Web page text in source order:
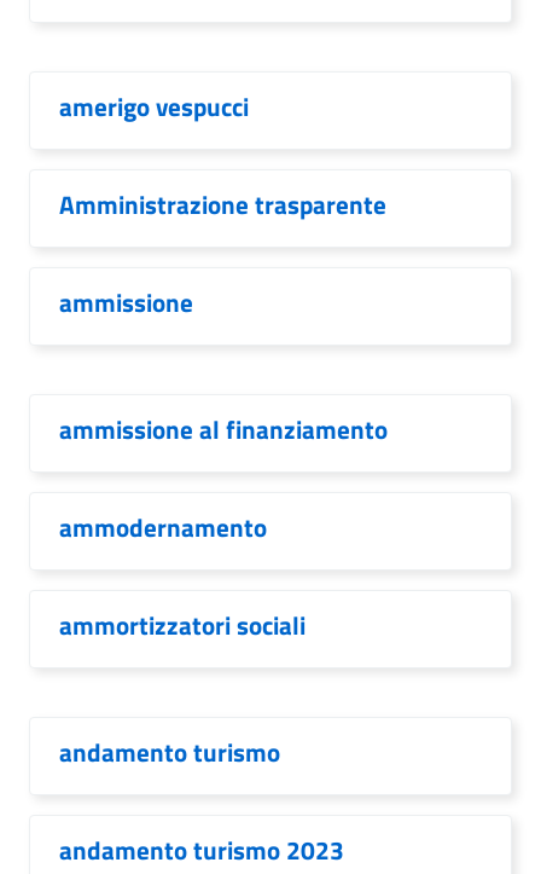
amerigo vespucci
Amministrazione trasparente
ammissione
ammissione al finanziamento
ammodernamento
ammortizzatori sociali
andamento turismo
andamento turismo 2023